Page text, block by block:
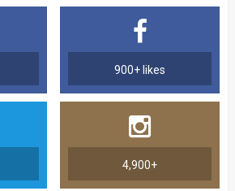
900+ likes
4,900+